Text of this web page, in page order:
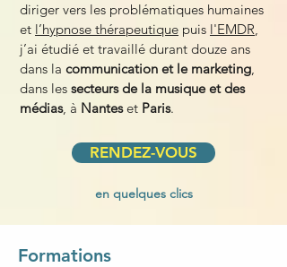
diriger vers les problématiques humaines
et l’hypnose thérapeutique puis l'EMDR,
j’ai étudié et travaillé durant douze ans
dans la communication et le marketing,
dans les secteurs de la musique et des
médias, à Nanteset Paris.
RENDEZ-VOUS
en quelques clics
Formations